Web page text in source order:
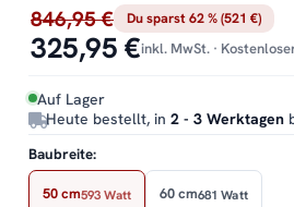
846,95 € Du sparst 62 % (521 €)
325,95 €inkl. MwSt. ·
Auf Lager
Heute bestellt, in 2 - 3 Werktagen
Baubreite:
50 cm593 Watt 60 cm681 Watt